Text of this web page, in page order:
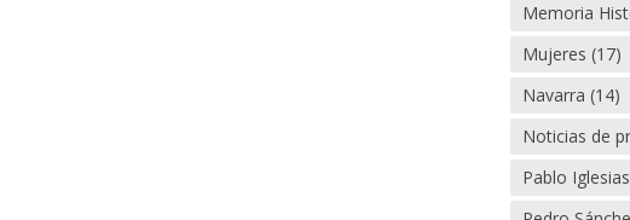
Memoria
Mujeres (17)
Navarra (14)
Noticias de
Pablo Iglesias